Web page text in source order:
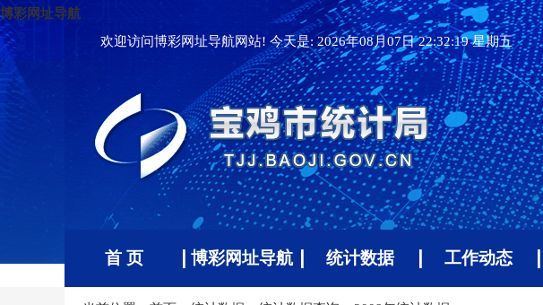
博彩网址导航
欢迎访问博彩网址导航网站! 今天是:2026年08月07日 22:32:19 星期五
首 页 博彩网址导航 统计数据 工作动态